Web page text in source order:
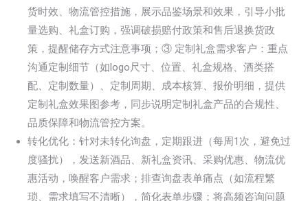
货时效、物流管控措施，展示品鉴场景和效果，引导小批
量选购、礼盒订购，强调破损赔付政策和售后退换货政
策，提醒储存方式注意事项；③ 定制礼盒需求客户：重点
沟通定制细节（如logo尺寸、位置、礼盒规格、酒类搭
配、定制数量）、定制周期、成本核算、报价明细，提供
定制礼盒效果图参考，同步说明定制礼盒产品的合规性、
品质保障和物流管控方案。
转化优化：针对未转化询盘，定期跟进（每周1次，避免过
度骚扰），发送新酒品、新礼盒资讯、采购优惠、物流优
惠活动，唤醒客户需求；排查询盘表单痛点（如流程繁
琐、需求填写不清晰），简化表单步骤；将高频咨询问题